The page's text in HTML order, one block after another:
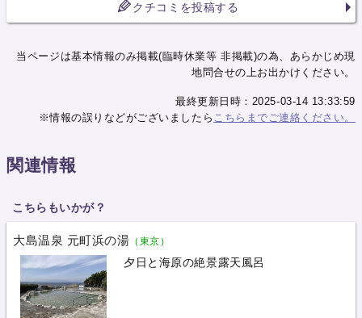
クチコミを投稿する
当ページは基本情報のみ掲載(臨時休業等 非掲載)の為、あらかじめ現
地問合せの上お出かけください。
最終更新日時：2025-03-14 13:33:59
※情報の誤りなどがございましたら こちらまでご連絡ください。
関連情報
こちらもいかが？
大島温泉 元町浜の湯 （東京）
夕日と海原の絶景露天風呂